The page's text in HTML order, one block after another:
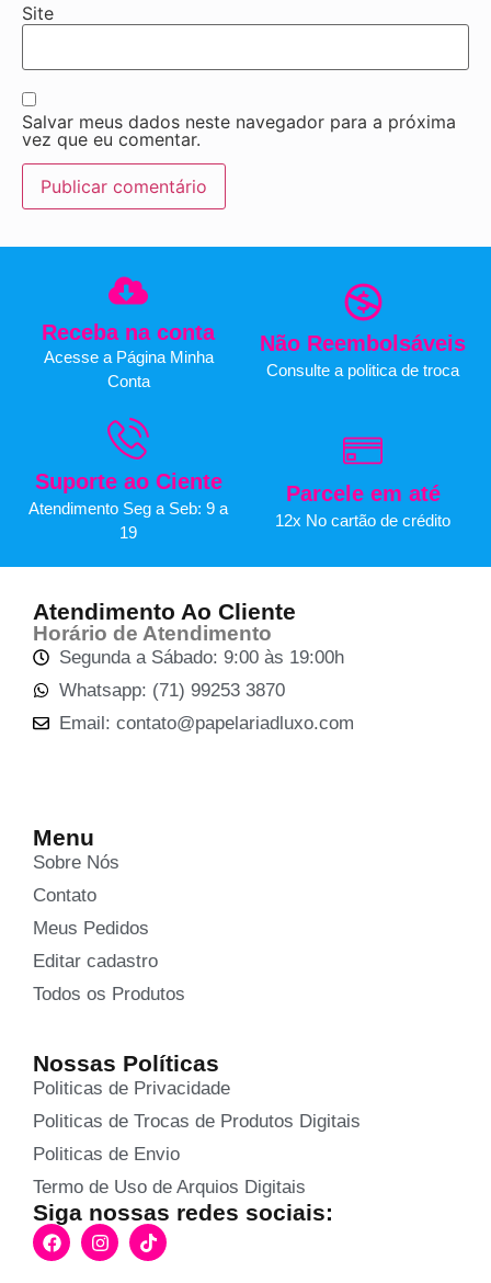
Site
Salvar meus dados neste navegador para a próxima
vez que eu comentar.
Receba na conta
Acesse a Página Minha
Conta
Não Reembolsáveis
Consulte a politica de troca
Suporte ao Ciente
Atendimento Seg a Seb: 9 a
19
Parcele em até
12x No cartão de crédito
Atendimento Ao Cliente
Horário de Atendimento
Segunda a Sábado: 9:00 às 19:00h
Whatsapp: (71) 99253 3870
Email: contato@papelariadluxo.com
Menu
Sobre Nós
Contato
Meus Pedidos
Editar cadastro
Todos os Produtos
Nossas Políticas
Politicas de Privacidade
Politicas de Trocas de Produtos Digitais
Politicas de Envio
Termo de Uso de Arquios Digitais
Siga nossas redes sociais: